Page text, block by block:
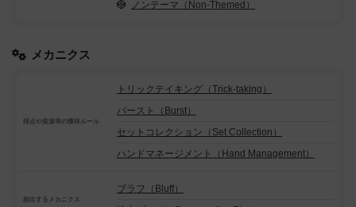
ノンテーマ（Non-Themed）
メカニクス
得点や資源等の獲得ルール
トリックテイキング（Trick-taking）
バースト（Burst）
セットコレクション（Set Collection）
ハンドマネージメント（Hand Management）
頻出するメカニクス
ブラフ（Bluff）